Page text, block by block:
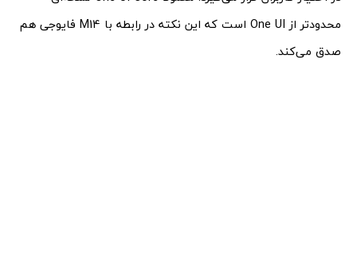
محدودتر از One UI است که این نکته در رابطه با M14 فایوجی هم
صدق می‌کند.